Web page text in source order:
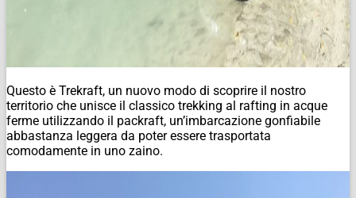
Questo è Trekraft, un nuovo modo di scoprire il nostro
territorio che unisce il classico trekking al rafting in acque
ferme utilizzando il packraft, un’imbarcazione gonfiabile
abbastanza leggera da poter essere trasportata
comodamente in uno zaino.